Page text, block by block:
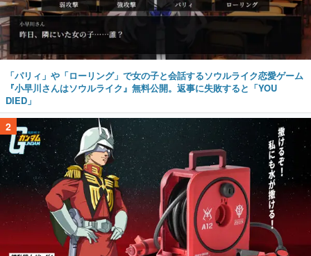
「パリィ」や「ローリング」で女の子と会話するソウルライク恋愛ゲーム
『小早川さんはソウルライク』無料公開。返事に失敗すると「YOU
DIED」
2